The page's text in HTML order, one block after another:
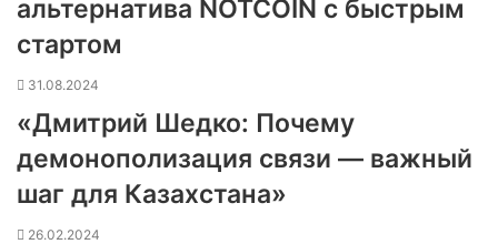
альтернатива NOTCOIN с быстрым
стартом
31.08.2024
«Дмитрий Шедко: Почему
демонополизация связи — важный
шаг для Казахстана»
26.02.2024